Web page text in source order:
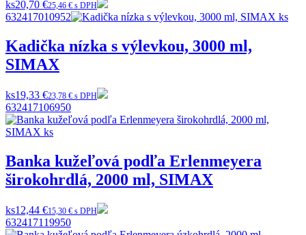
ks20,70 €25,46 € s DPH
632417010952
Kadička nízka s výlevkou, 3000 ml,
SIMAX
ks19,33 €23,78 € s DPH
632417106950
Banka kužeľová podľa Erlenmeyera
širokohrdlá, 2000 ml, SIMAX
ks12,44 €15,30 € s DPH
632417119950